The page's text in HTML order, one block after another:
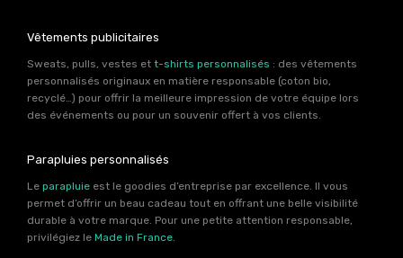
Vêtements publicitaires
Sweats, pulls, vestes et t-shirts personnalisés : des vêtements
personnalisés originaux en matière responsable (coton bio,
recyclé…) pour offrir la meilleure impression de votre équipe lors
des événements ou pour un souvenir offert à vos clients.
Parapluies personnalisés
Le parapluie est le goodies d’entreprise par excellence. Il vous
permet d’offrir un beau cadeau tout en offrant une belle visibilité
durable à votre marque. Pour une petite attention responsable,
privilégiez le Made in France.